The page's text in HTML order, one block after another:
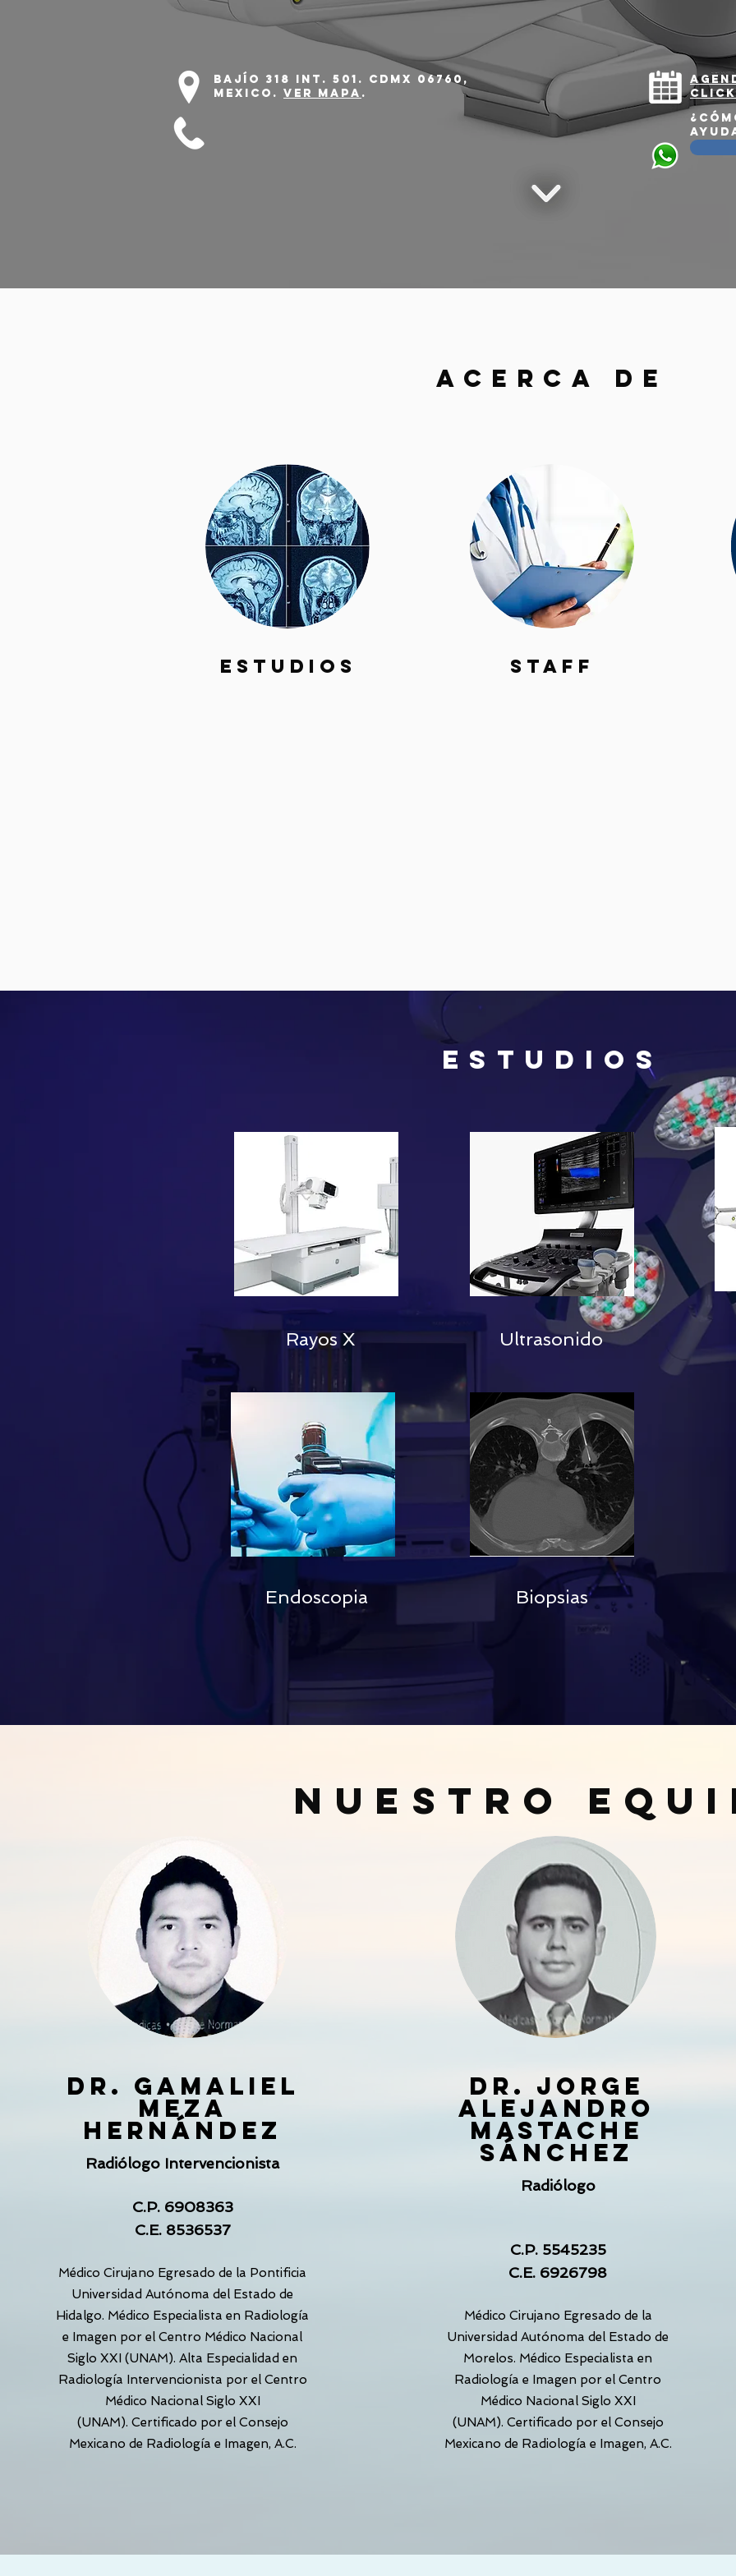
click
Bajío 318 int. 501. CDMX 06760,
Mexico. VER mapA .
Acerca de
ESTUDIOS Staff
Estudios
Rayos X
Endoscopia
Ultrasonido
Biopsias
Dr. Gamaliel
Meza
HernánDez
Radiólogo Intervencionista
C.P. 6908363
C.E. 8536537
Médico Cirujano Egresado de la Pontificia
Universidad Autónoma del Estado de
Hidalgo. Médico Especialista en Radiología
e Imagen por el Centro Médico Nacional
Siglo XXI (UNAM). Alta Especialidad en
Radiología Intervencionista por el Centro
Médico Nacional Siglo XXI
(UNAM). Certificado por el Consejo
Mexicano de Radiología e Imagen, A.C.
Dr. JOrge
Alejandro
Mastache
SÁnchez
Radiólogo
C.P. 5545235
C.E. 6926798
Médico Cirujano Egresado de la
Universidad Autónoma del Estado de
Morelos. Médico Especialista en
Radiología e Imagen por el Centro
Médico Nacional Siglo XXI
(UNAM). Certificado por el Consejo
Mexicano de Radiología e Imagen, A.C.
Nuestro